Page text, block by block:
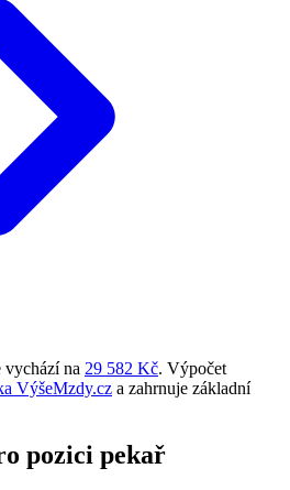
vychází na 29 582 Kč. Výpočet
VýšeMzdy.cz a zahrnuje základní
pozici pekař